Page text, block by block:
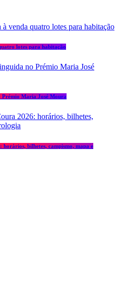
lotes para habitação
Prémio Maria José Moura
horários, bilhetes, campismo, mapa e